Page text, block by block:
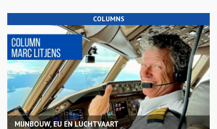
COLUMNS
MIJNBOUW, EU EN LUCHTVAART